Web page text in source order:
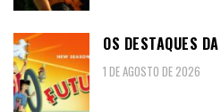
OS DESTAQUES
1 DE AGOSTO DE 2026